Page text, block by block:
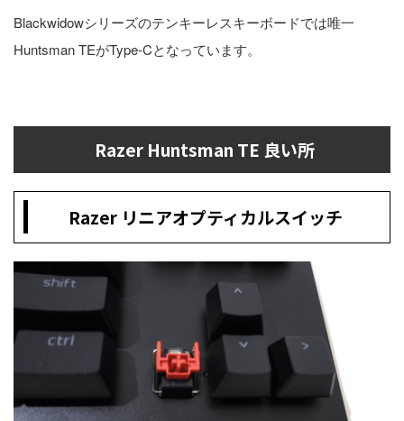
Blackwidowシリーズのテンキーレスキーボードでは唯一
Huntsman TEがType-Cとなっています。
Razer Huntsman TE 良い所
Razer リニアオプティカルスイッチ